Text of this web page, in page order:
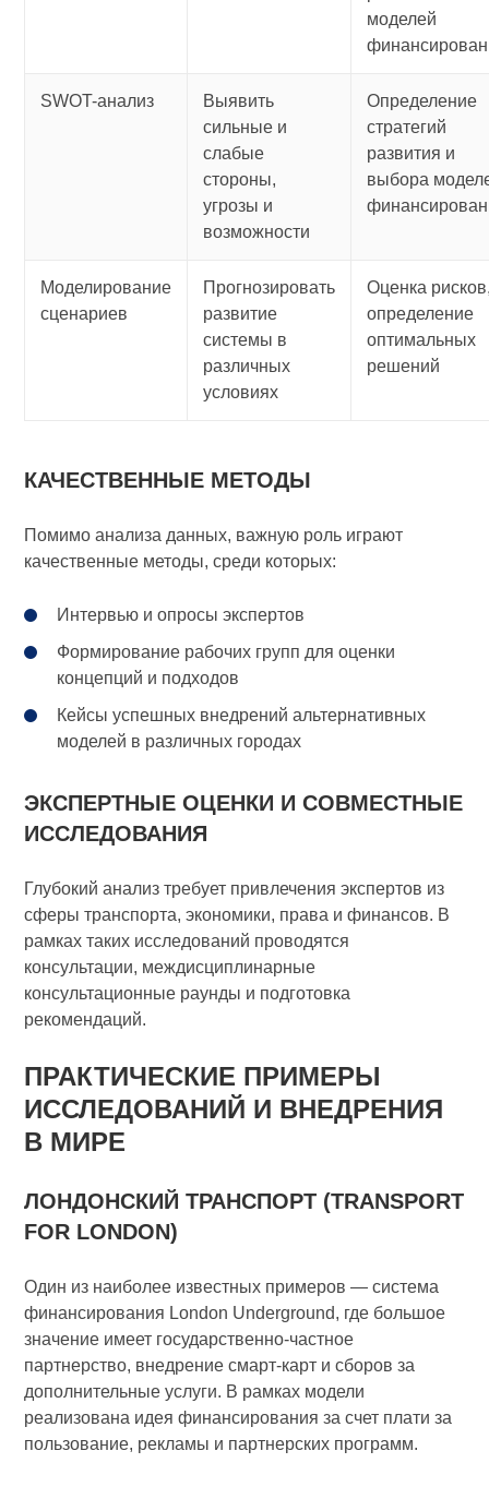
моделей
SWOT-анализ
Выявить
сильные и
слабые
стороны,
угрозы и
возможности
Определение
стратегий
развития и
выбора
Моделирование
сценариев
Прогнозировать
развитие
системы в
различных
условиях
Оценка
определение
оптимальных
решений
КАЧЕСТВЕННЫЕ МЕТОДЫ
Помимо анализа данных, важную роль играют
качественные методы, среди которых:
Интервью и опросы экспертов
Формирование рабочих групп для оценки
концепций и подходов
Кейсы успешных внедрений альтернативных
моделей в различных городах
ЭКСПЕРТНЫЕ ОЦЕНКИ И СОВМЕСТНЫЕ
ИССЛЕДОВАНИЯ
Глубокий анализ требует привлечения экспертов из
сферы транспорта, экономики, права и финансов. В
рамках таких исследований проводятся
консультации, междисциплинарные
консультационные раунды и подготовка
рекомендаций.
ПРАКТИЧЕСКИЕ ПРИМЕРЫ
ИССЛЕДОВАНИЙ И ВНЕДРЕНИЯ
В МИРЕ
ЛОНДОНСКИЙ ТРАНСПОРТ (TRANSPORT
FOR LONDON)
Один из наиболее известных примеров — система
финансирования London Underground, где большое
значение имеет государственно-частное
партнерство, внедрение смарт-карт и сборов за
дополнительные услуги. В рамках модели
реализована идея финансирования за счет плати за
пользование, рекламы и партнерских программ.